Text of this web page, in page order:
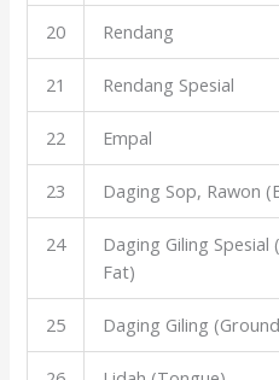
20 Rendang
21 Rendang Spesial
22 Empal
23 Daging Sop, Rawon
24
Daging Giling
Fat)
25 Daging Giling